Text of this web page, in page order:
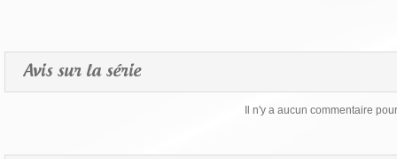
Avis sur la série
Il n'y a aucun commentaire